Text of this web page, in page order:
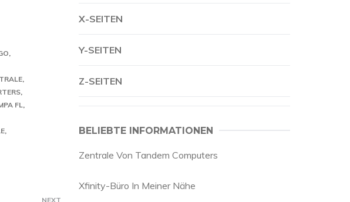
FL
NEXT
X-SEITEN
Y-SEITEN
Z-SEITEN
BELIEBTE INFORMATIONEN
Zentrale Von Tandem Computers
Xfinity-Büro In Meiner Nähe